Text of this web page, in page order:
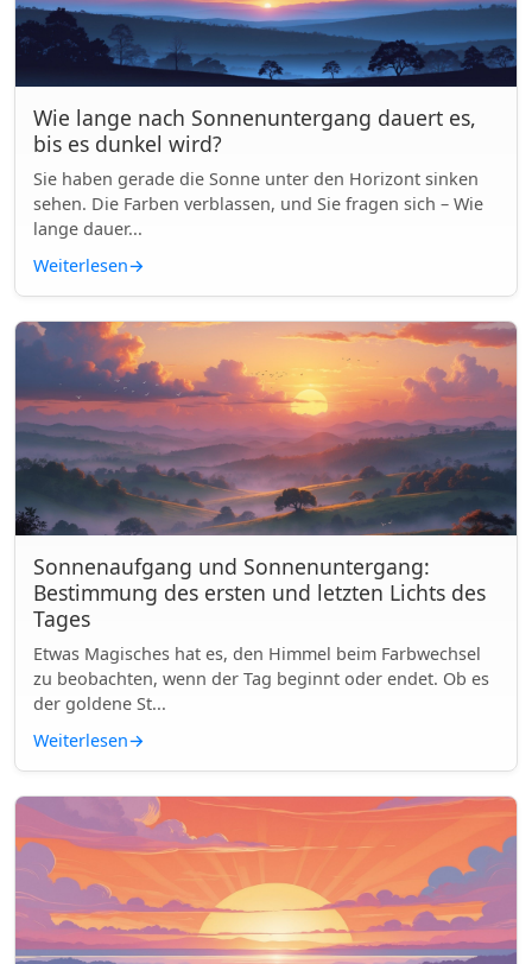
Wie lange nach Sonnenuntergang dauert es,
bis es dunkel wird?
Sie haben gerade die Sonne unter den Horizont sinken
sehen. Die Farben verblassen, und Sie fragen sich – Wie
lange dauer...
Weiterlesen→
Sonnenaufgang und Sonnenuntergang:
Bestimmung des ersten und letzten Lichts des
Tages
Etwas Magisches hat es, den Himmel beim Farbwechsel
zu beobachten, wenn der Tag beginnt oder endet. Ob es
der goldene St...
Weiterlesen→